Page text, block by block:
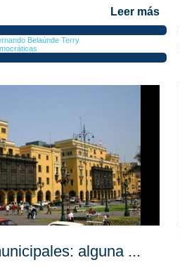
Leer más
Belaúnde Terry
alguna ...